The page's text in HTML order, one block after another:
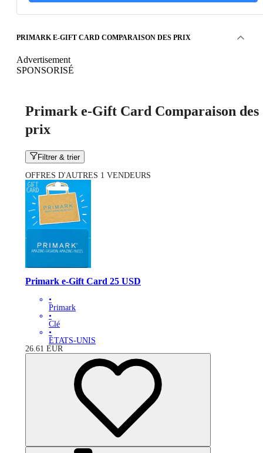
PRIMARK E-GIFT CARD COMPARAISON DES PRIX
Advertisement
SPONSORISÉ
Primark e-Gift Card Comparaison des
prix
Filtrer & trier
OFFRES D'AUTRES 1 VENDEURS
Primark e-Gift Card 25 USD
•
Primark
•
Clé
•
ÉTATS-UNIS
26.61 EUR